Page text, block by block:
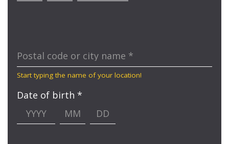
Postal code or city name *
Start typing the name of your location!
Date of birth *